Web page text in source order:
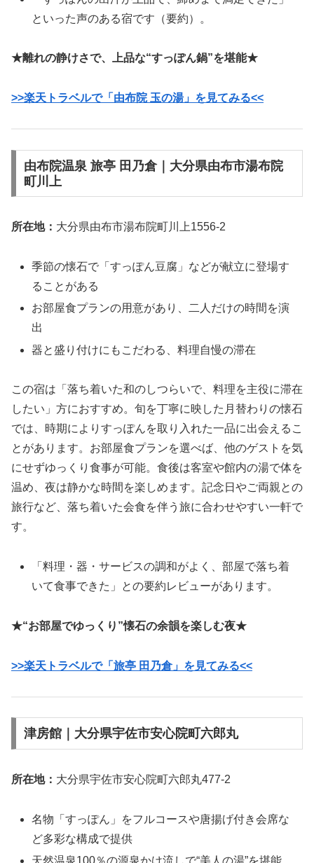
といった声のある宿です（要約）。
★離れの静けさで、上品な“すっぽん鍋”を堪能★
>>楽天トラベルで「由布院 玉の湯」を見てみる<<
由布院温泉 旅亭 田乃倉｜大分県由布市湯布院
町川上
所在地： 大分県由布市湯布院町川上1556-2
季節の懐石で「すっぽん豆腐」などが献立に登場す
ることがある
お部屋食プランの用意があり、二人だけの時間を演
出
器と盛り付けにもこだわる、料理自慢の滞在
この宿は「落ち着いた和のしつらいで、料理を主役に滞在
したい」方におすすめ。旬を丁寧に映した月替わりの懐石
では、時期によりすっぽんを取り入れた一品に出会えるこ
とがあります。お部屋食プランを選べば、他のゲストを気
にせずゆっくり食事が可能。食後は客室や館内の湯で体を
温め、夜は静かな時間を楽しめます。記念日やご両親との
旅行など、落ち着いた会食を伴う旅に合わせやすい一軒で
す。
「料理・器・サービスの調和がよく、部屋で落ち着
いて食事できた」との要約レビューがあります。
★“お部屋でゆっくり”懐石の余韻を楽しむ夜★
>>楽天トラベルで「旅亭 田乃倉」を見てみる<<
津房館｜大分県宇佐市安心院町六郎丸
所在地： 大分県宇佐市安心院町六郎丸477-2
名物「すっぽん」をフルコースや唐揚げ付き会席な
ど多彩な構成で提供